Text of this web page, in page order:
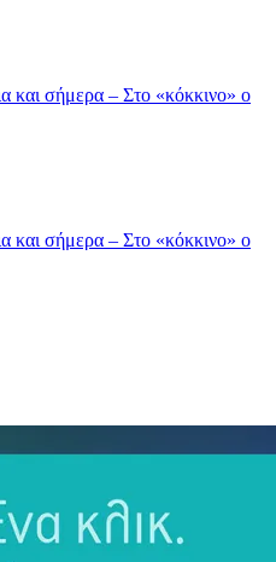
και σήμερα – Στο «κόκκινο» ο
και σήμερα – Στο «κόκκινο» ο